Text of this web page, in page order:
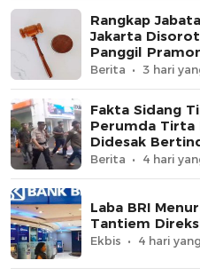
Rangkap
Jakarta
Panggil
Berita 3 hari
Fakta Sidang
Perumda Tirta
Didesak
Berita 4 hari
Laba BRI
Tantiem
Ekbis 4 hari